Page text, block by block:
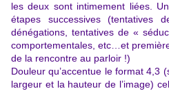
les deux sont intimement liées.
étapes successives (tentatives
dénégations, tentatives de «
comportementales, etc…et
de la rencontre au parloir !)
Douleur qu’accentue le format 4,3
largeur et la hauteur de l’image)